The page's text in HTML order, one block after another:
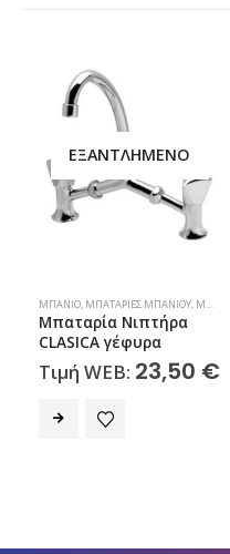
ΕΞΑΝΤΛΗΜΈΝΟ
ΜΠΆΝΙΟ, ΜΠΑΤΑΡΊΕΣ ΜΠΆΝΙΟΥ, ΜΠΑΤΑΡΊΕΣ ΝΙΠΤΉΡΑ
Μπαταρία Νιπτήρα
CLASICA γέφυρα
Τιμή WEB: 23,50 €